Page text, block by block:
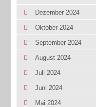
Dezember 2024
Oktober 2024
September 2024
August 2024
Juli 2024
Juni 2024
Mai 2024